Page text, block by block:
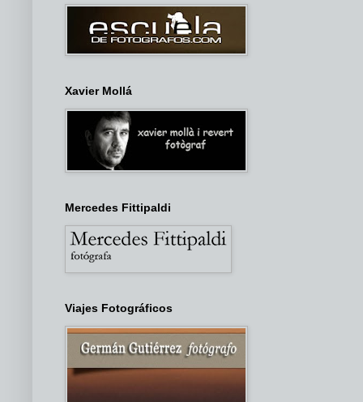
Xavier Mollá
Mercedes Fittipaldi
Viajes Fotográficos